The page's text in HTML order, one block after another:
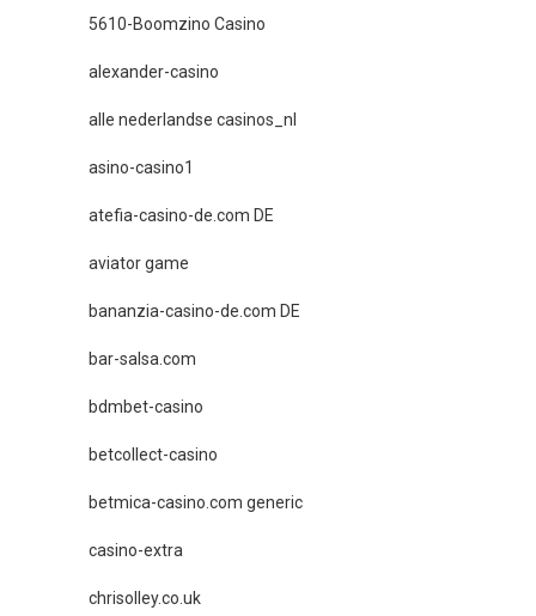
5610-Boomzino Casino
alexander-casino
alle nederlandse casinos_nl
asino-casino1
atefia-casino-de.com DE
aviator game
bananzia-casino-de.com DE
bar-salsa.com
bdmbet-casino
betcollect-casino
betmica-casino.com generic
casino-extra
chrisolley.co.uk